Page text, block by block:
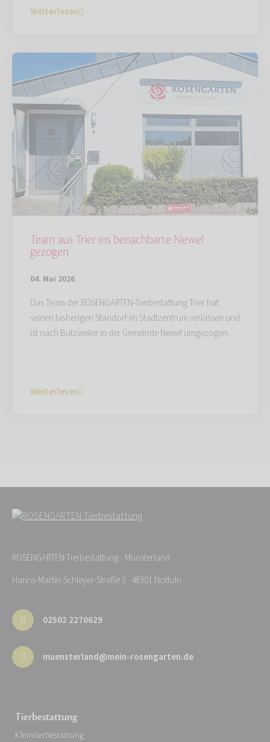
Weiterlesen
Team aus Trier ins benachbarte Newel
gezogen
04. Mai 2026
Das Team der ROSENGARTEN-Tierbestattung Trier hat
seinen bisherigen Standort im Stadtzentrum verlassen und
ist nach Butzweiler in der Gemeinde Newel umgezogen.
Weiterlesen
ROSENGARTEN-Tierbestattung - Münsterland
Hanns-Martin-Schleyer-Straße 3 · 48301 Nottuln
02502 2270629
muensterland@mein-rosengarten.de
Tierbestattung
Kleintierbestattung